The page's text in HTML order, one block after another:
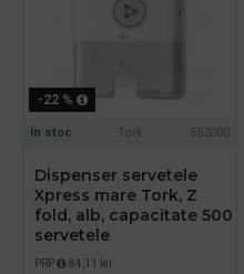
-22 %
In stoc Tork 552000
Dispenser servetele
Xpress mare Tork, Z
fold, alb, capacitate 500
servetele
PRP 84,11 lei